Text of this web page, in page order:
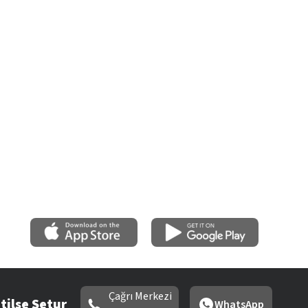
Çağrı Merkezi
WhatsApp